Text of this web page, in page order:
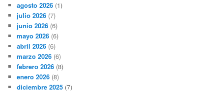
agosto 2026 (1)
julio 2026 (7)
junio 2026 (6)
mayo 2026 (6)
abril 2026 (6)
marzo 2026 (6)
febrero 2026 (8)
enero 2026 (8)
diciembre 2025 (7)